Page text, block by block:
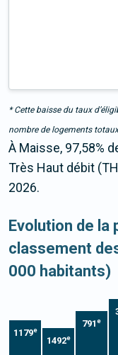
* Cette baisse du taux
nombre de logements
À Maisse, 97,58%
Très Haut débit
2026.
Evolution de la
classement
000 habitants)
1179e
1492e
791e